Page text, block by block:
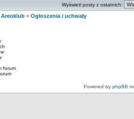
Wyświetl posty z ostatnich:
Areoklub » Ogłoszenia i uchwały
forum
Powered by phpBB